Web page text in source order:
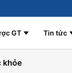
GT Tin tức
khỏe